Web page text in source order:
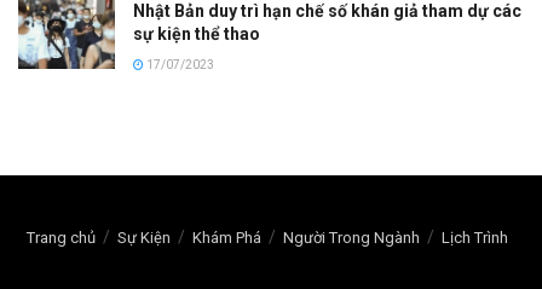
Nhật Bản duy trì hạn chế số khán giả tham dự các
sự kiện thể thao
17/07/2023
Trang chủ Sự Kiện Khám Phá Người Trong Ngành Lịch Trình